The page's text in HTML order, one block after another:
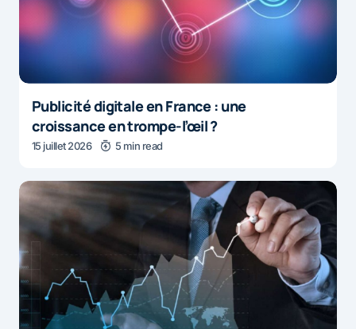
Publicité digitale en France : une
croissance en trompe-l’œil ?
15 juillet 2026 5 min read